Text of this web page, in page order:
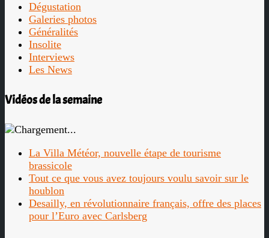
Dégustation
Galeries photos
Généralités
Insolite
Interviews
Les News
Vidéos de la semaine
La Villa Météor, nouvelle étape de tourisme
brassicole
Tout ce que vous avez toujours voulu savoir sur le
houblon
Desailly, en révolutionnaire français, offre des places
pour l’Euro avec Carlsberg